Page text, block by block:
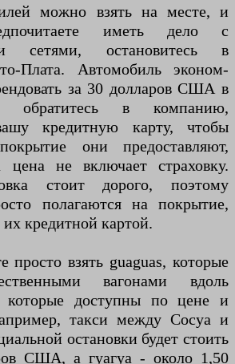
можно взять на месте, и
иметь дело с
сетями, остановитесь в
Плата. Автомобиль эконом-
за 30 долларов США в
обратитесь в компанию,
кредитную карту, чтобы
они предоставляют,
не включает страховку.
стоит дорого, поэтому
полагаются на покрытие,
кредитной картой.
взять guaguas, которые
вагонами вдоль
которые доступны по цене и
такси между Сосуа и
остановки будет стоить
США, а гуагуа - около 1,50